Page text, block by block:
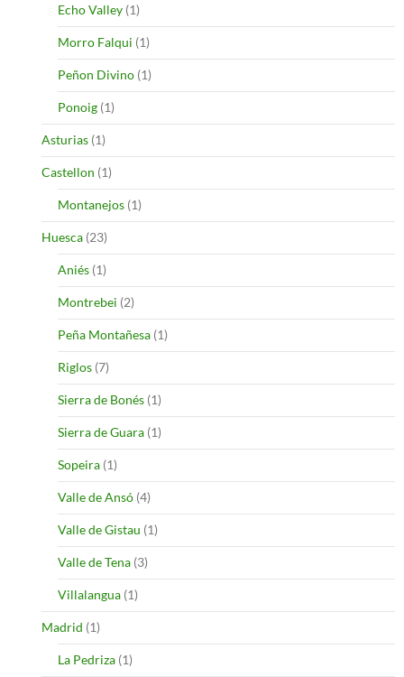
Echo Valley (1)
Morro Falqui (1)
Peñon Divino (1)
Ponoig (1)
Asturias (1)
Castellon (1)
Montanejos (1)
Huesca (23)
Aniés (1)
Montrebei (2)
Peña Montañesa (1)
Riglos (7)
Sierra de Bonés (1)
Sierra de Guara (1)
Sopeira (1)
Valle de Ansó (4)
Valle de Gistau (1)
Valle de Tena (3)
Villalangua (1)
Madrid (1)
La Pedriza (1)